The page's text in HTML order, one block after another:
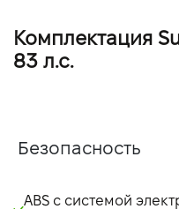
Комплектация
83 л.с.
Безопасность
ABS с системой